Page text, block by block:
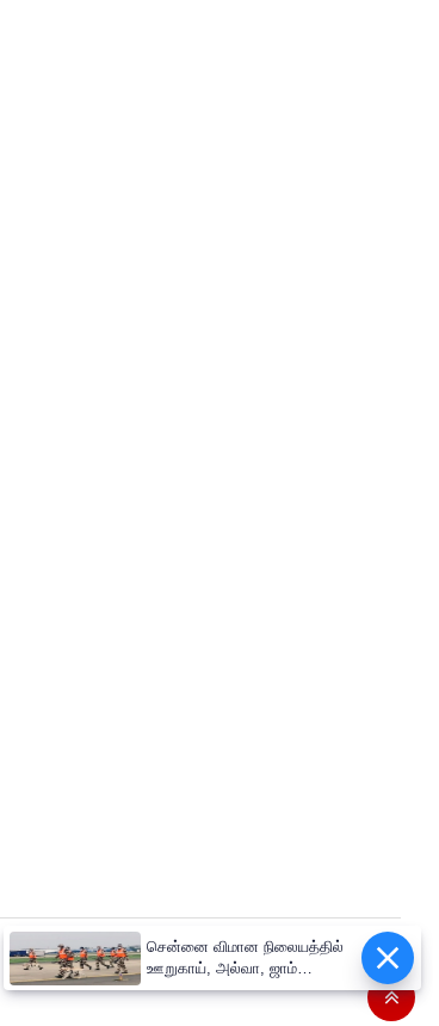
சென்னை விமான நிலையத்தில்
ஊறுகாய், அல்வா, ஜாம்
எடுத்து செல்ல தடை!